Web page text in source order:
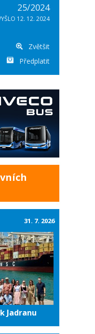
25/2024
12. 12. 2024
Zvětšit
Předplatit
Jadranu
31. 7. 2026